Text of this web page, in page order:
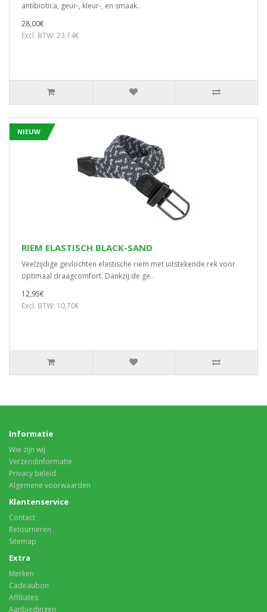
antibiotica, geur-, kleur-, en smaak..
28,00€
Excl. BTW: 23,14€
NIEUW
RIEM ELASTISCH BLACK-SAND
Veelzijdige gevlochten elastische riem met uitstekende rek voor
optimaal draagcomfort. Dankzij de ge..
12,95€
Excl. BTW: 10,70€
Informatie
Wie zijn wij
Verzendinformatie
Privacy beleid
Algemene voorwaarden
Klantenservice
Contact
Retourneren
Sitemap
Extra
Merken
Cadeaubon
Affiliates
Aanbiedingen